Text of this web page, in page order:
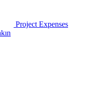
Project Expenses